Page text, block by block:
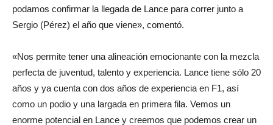
podamos confirmar la llegada de Lance para correr junto a
Sergio (Pérez) el año que viene», comentó.
«Nos permite tener una alineación emocionante con la mezcla
perfecta de juventud, talento y experiencia. Lance tiene sólo 20
años y ya cuenta con dos años de experiencia en F1, así
como un podio y una largada en primera fila. Vemos un
enorme potencial en Lance y creemos que podemos crear un